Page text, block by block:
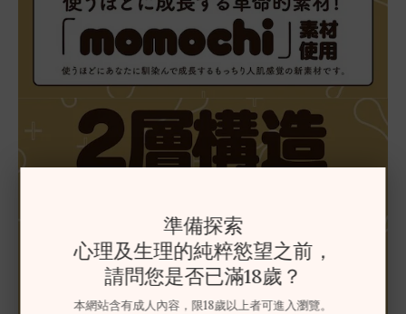
準備探索
心理及生理的純粹慾望之前，
請問您是否已滿18歲？
本網站含有成人內容，限18歲以上者可進入瀏覽。